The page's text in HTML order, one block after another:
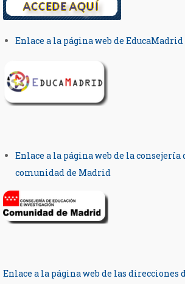
Enlace a la página web de EducaMadrid
Enlace a la página web de la consejería
comunidad de Madrid
Enlace a la página web de las